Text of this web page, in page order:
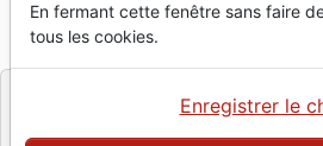
RéférenceSEG6180 EAN
Editeur Ministères Multilingues
En fermant cette fenêtre sans faire
tous les cookies.
Enregistrer le